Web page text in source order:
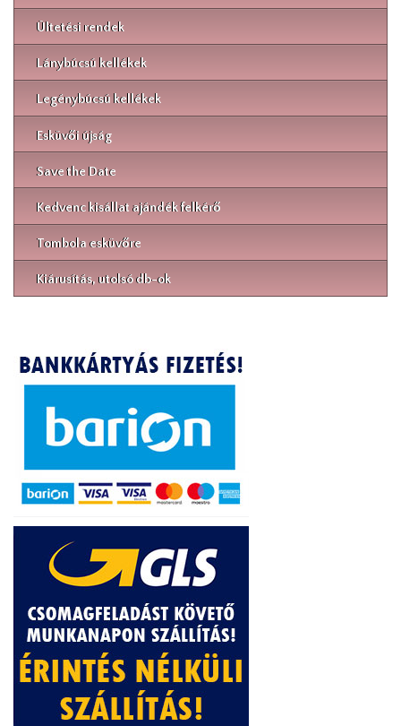
Ültetési rendek
Lánybúcsú kellékek
Legénybúcsú kellékek
Esküvői újság
Save the Date
Kedvenc kisállat ajándék felkérő
Tombola esküvőre
Kiárusítás, utolsó db-ok